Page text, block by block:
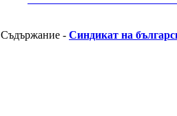
Съдържание - Синдикат на